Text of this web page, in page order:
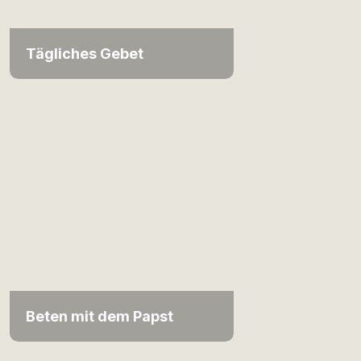
Tägliches Gebet
Beten mit dem Papst